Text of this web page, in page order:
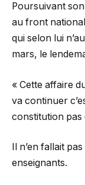
Poursuivant
au front
qui selon lui
mars, le
« Cette affaire
va continuer
constitution pas
Il n’en fallait
enseignants.